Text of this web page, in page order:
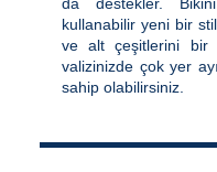
kullanabilir yeni bir
ve alt çeşitlerini bir
valizinizde çok yer
sahip olabilirsiniz.